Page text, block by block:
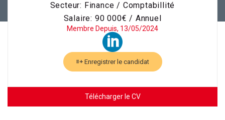
Secteur: Finance / Comptabillité
Salaire: 90 000€ / Annuel
Membre Depuis, 13/05/2024
Enregistrer le candidat
Télécharger le CV